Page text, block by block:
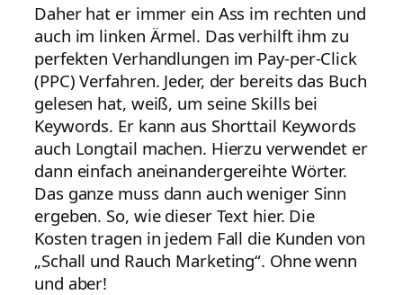
Daher hat er immer ein Ass im rechten und
auch im linken Ärmel. Das verhilft ihm zu
perfekten Verhandlungen im Pay-per-Click
(PPC) Verfahren. Jeder, der bereits das Buch
gelesen hat, weiß, um seine Skills bei
Keywords. Er kann aus Shorttail Keywords
auch Longtail machen. Hierzu verwendet er
dann einfach aneinandergereihte Wörter.
Das ganze muss dann auch weniger Sinn
ergeben. So, wie dieser Text hier. Die
Kosten tragen in jedem Fall die Kunden von
„Schall und Rauch Marketing“. Ohne wenn
und aber!